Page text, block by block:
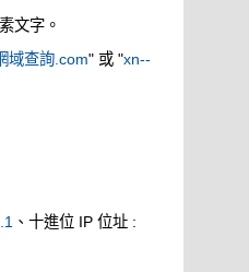
文字。
域查詢.com" 或 "xn--
、十進位 IP 位址 :